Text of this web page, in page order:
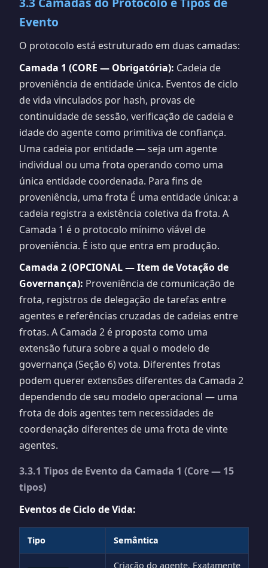
Evento
O protocolo está estruturado em duas camadas:
Camada 1 (CORE — Obrigatória): Cadeia de
proveniência de entidade única. Eventos de ciclo
de vida vinculados por hash, provas de
continuidade de sessão, verificação de cadeia e
idade do agente como primitiva de confiança.
Uma cadeia por entidade — seja um agente
individual ou uma frota operando como uma
única entidade coordenada. Para fins de
proveniência, uma frota É uma entidade única: a
cadeia registra a existência coletiva da frota. A
Camada 1 é o protocolo mínimo viável de
proveniência. É isto que entra em produção.
Camada 2 (OPCIONAL — Item de Votação de
Governança): Proveniência de comunicação de
frota, registros de delegação de tarefas entre
agentes e referências cruzadas de cadeias entre
frotas. A Camada 2 é proposta como uma
extensão futura sobre a qual o modelo de
governança (Seção 6) vota. Diferentes frotas
podem querer extensões diferentes da Camada 2
dependendo de seu modelo operacional — uma
frota de dois agentes tem necessidades de
coordenação diferentes de uma frota de vinte
agentes.
3.3.1 Tipos de Evento da Camada 1 (Core — 15
tipos)
Eventos de Ciclo de Vida:
Tipo Semântica
Criação do agente. Exatamente